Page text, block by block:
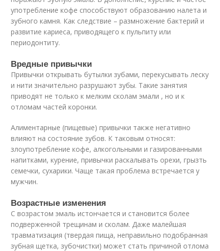
употребление кофе способствуют образованию налета и
зубного камня. Как следствие – размножение бактерий и
развитие кариеса, приводящего к пульпиту или
периодонтиту.
Вредные привычки
Привычки открывать бутылки зубами, перекусывать леску
и нити значительно разрушают зубы. Такие занятия
приводят не только к мелким сколам эмали , но и к
отломам частей коронки.
Алиментарные (пищевые) привычки также негативно
влияют на состояние зубов. К таковым относят:
злоупотребление кофе, алкогольными и газированными
напитками, курение, привычки раскалывать орехи, грызть
семечки, сухарики. Чаще такая проблема встречается у
мужчин.
Возрастные изменения
С возрастом эмаль истончается и становится более
подверженной трещинам и сколам. Даже малейшая
травматизация (твердая пища, неправильно подобранная
зубная щетка, зубочистки) может стать причиной отлома